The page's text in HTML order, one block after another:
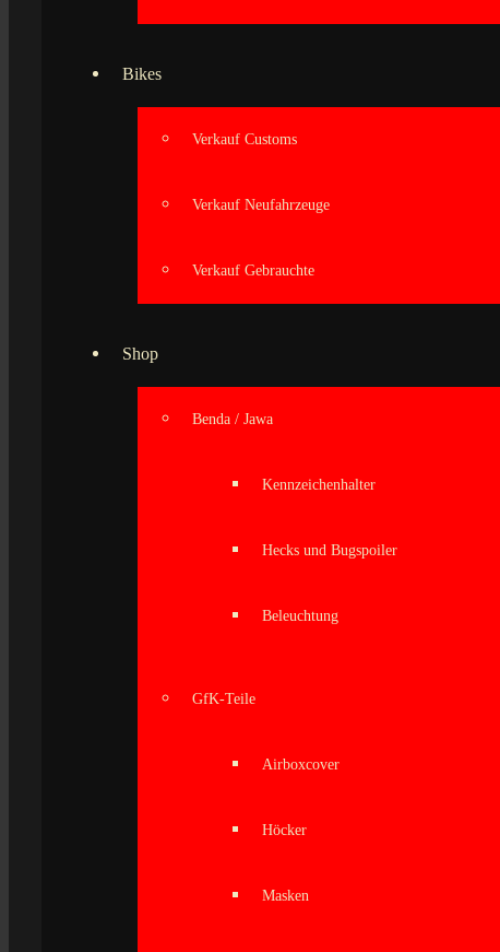
Bikes
Verkauf Customs
Verkauf Neufahrzeuge
Verkauf Gebrauchte
Shop
Benda / Jawa
Kennzeichenhalter
Hecks und Bugspoiler
Beleuchtung
GfK-Teile
Airboxcover
Höcker
Masken